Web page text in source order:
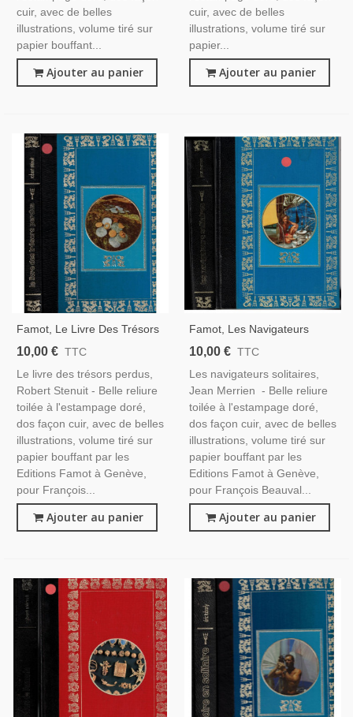
cuir, avec de belles
illustrations, volume tiré sur
papier bouffant...
Ajouter au panier
cuir, avec de belles
illustrations, volume tiré sur
papier...
Ajouter au panier
Famot, Le Livre Des Trésors
Perdus, Robert Stenuit, 1976
Sécession, Aventures En
Mer, Navigateurs,
10,00 € TTC
Le livre des trésors perdus,
Robert Stenuit - Belle reliure
toilée à l'estampage doré,
dos façon cuir, avec de belles
illustrations, volume tiré sur
papier bouffant par les
Editions Famot à Genève,
pour François...
Ajouter au panier
Famot, Les Navigateurs
Solitaires, Jean Merrien,
Nautisme,
10,00 € TTC
Les navigateurs solitaires,
Jean Merrien - Belle reliure
toilée à l'estampage doré,
dos façon cuir, avec de belles
illustrations, volume tiré sur
papier bouffant par les
Editions Famot à Genève,
pour François Beauval...
Ajouter au panier